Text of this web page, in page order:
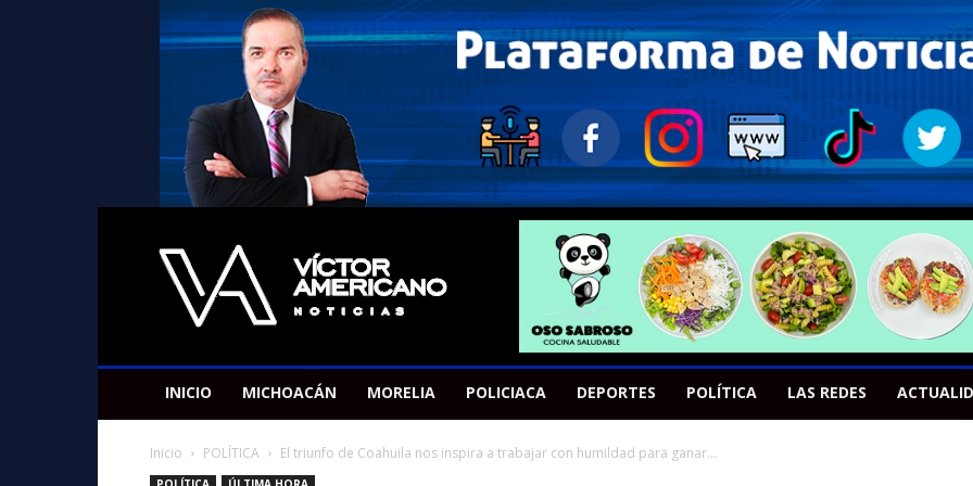
Americano
Victor
INICIO MICHOACÁN MORELIA POLICIACA DEPORTES POLÍTICA LAS REDES
Inicio POLÍTICA El triunfo de Coahuila nos inspira a trabajar con humildad para ganar...